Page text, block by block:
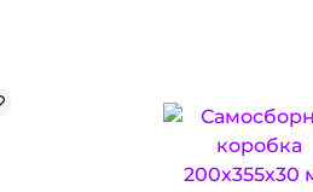
Подробнее
Подробнее